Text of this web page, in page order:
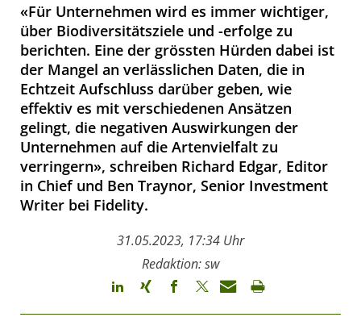
«Für Unternehmen wird es immer wichtiger,
über Biodiversitätsziele und -erfolge zu
berichten. Eine der grössten Hürden dabei ist
der Mangel an verlässlichen Daten, die in
Echtzeit Aufschluss darüber geben, wie
effektiv es mit verschiedenen Ansätzen
gelingt, die negativen Auswirkungen der
Unternehmen auf die Artenvielfalt zu
verringern», schreiben Richard Edgar, Editor
in Chief und Ben Traynor, Senior Investment
Writer bei Fidelity.
31.05.2023, 17:34 Uhr
Redaktion: sw